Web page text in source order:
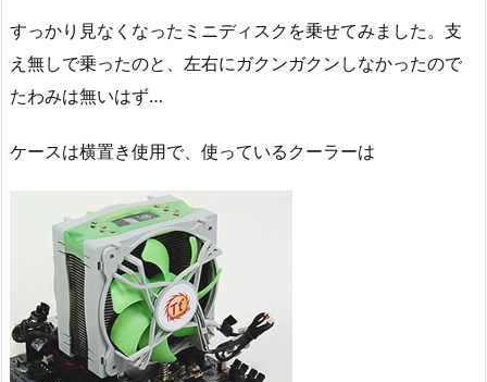
すっかり見なくなったミニディスクを乗せてみました。支
え無しで乗ったのと、左右にガクンガクンしなかったので
たわみは無いはず…
ケースは横置き使用で、使っているクーラーは